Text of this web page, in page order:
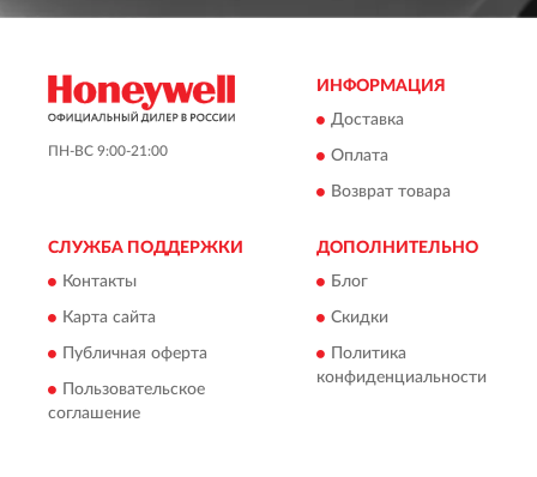
ПН-ВС 9:00-21:00
ИНФОРМАЦИЯ
Доставка
Оплата
Возврат товара
СЛУЖБА ПОДДЕРЖКИ
Контакты
Карта сайта
Публичная оферта
Пользовательское
соглашение
ДОПОЛНИТЕЛЬНО
Блог
Скидки
Политика
конфиденциальности